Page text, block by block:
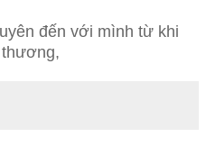
đến với mình từ khi